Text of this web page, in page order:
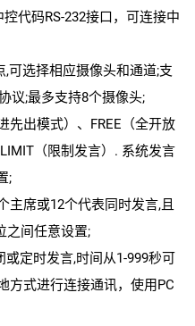
代码RS-232接口，可连接中
可选择相应摄像头和通道;支
议;最多支持8个摄像头;
先出模式）、FREE（全开放
（限制发言）. 系统发言
;
主席或12个代表同时发言,且
之间任意设置;
定时发言,时间从1-999秒可
方式进行连接通讯，使用PC